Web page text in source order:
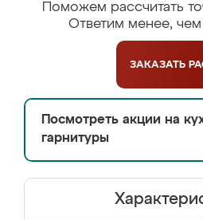
Поможем рассчитать
Ответим менее, чем
ЗАКАЗАТЬ
Посмотреть акции на
гарнитуры